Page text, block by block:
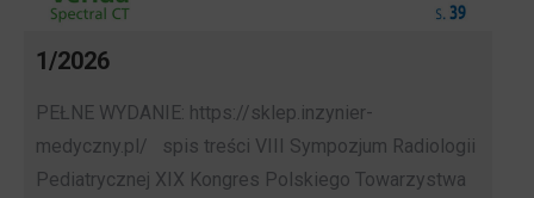
1/2026
PEŁNE WYDANIE: https://sklep.inzynier-
medyczny.pl/ spis treści VIII Sympozjum Radiologii
Pediatrycznej XIX Kongres Polskiego Towarzystwa